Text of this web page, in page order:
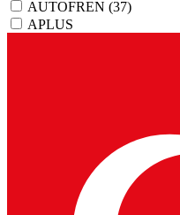
AUTOFREN (37)
APLUS